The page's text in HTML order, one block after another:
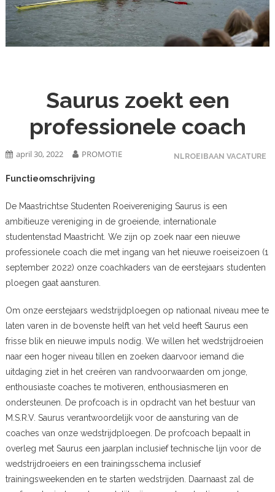
Saurus zoekt een
professionele coach
NLROEIBAAN VACATURE
april 30, 2022 PROMOTIE
Functieomschrijving
De Maastrichtse Studenten Roeivereniging Saurus is een
ambitieuze vereniging in de groeiende, internationale
studentenstad Maastricht. We zijn op zoek naar een nieuwe
professionele coach die met ingang van het nieuwe roeiseizoen (1
september 2022) onze coachkaders van de eerstejaars studenten
ploegen gaat aansturen.
Om onze eerstejaars wedstrijdploegen op nationaal niveau mee te
laten varen in de bovenste helft van het veld heeft Saurus een
frisse blik en nieuwe impuls nodig. We willen het wedstrijdroeien
naar een hoger niveau tillen en zoeken daarvoor iemand die
uitdaging ziet in het creëren van randvoorwaarden om jonge,
enthousiaste coaches te motiveren, enthousiasmeren en
ondersteunen. De profcoach is in opdracht van het bestuur van
M.S.R.V. Saurus verantwoordelijk voor de aansturing van de
coaches van onze wedstrijdploegen. De profcoach bepaalt in
overleg met Saurus een jaarplan inclusief technische lijn voor de
wedstrijdroeiers en een trainingsschema inclusief
trainingsweekenden en te starten wedstrijden. Daarnaast zal de